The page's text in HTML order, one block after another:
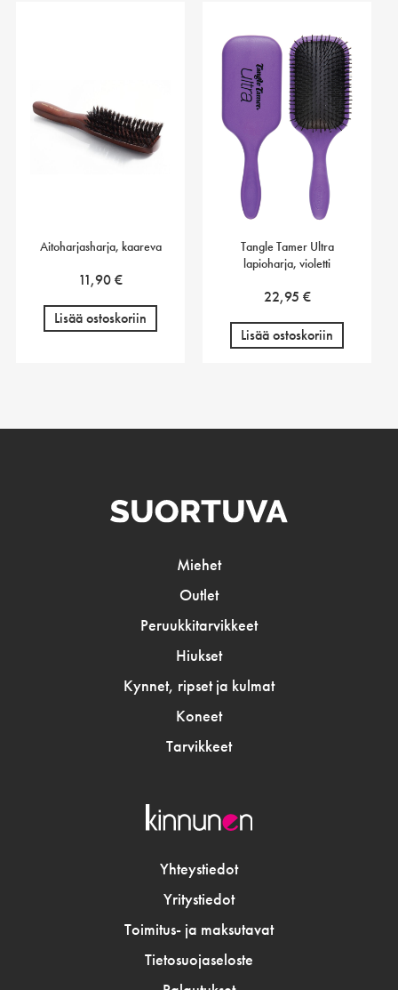
Aitoharjasharja, kaareva
11,90€
Lisää ostoskoriin
Tangle Tamer Ultra
lapioharja, violetti
22,95 €
Lisää ostoskoriin
Miehet
Outlet
Peruukkitarvikkeet
Hiukset
Kynnet, ripset ja kulmat
Koneet
Tarvikkeet
Yhteystiedot
Yritystiedot
Toimitus- ja maksutavat
Tietosuojaseloste